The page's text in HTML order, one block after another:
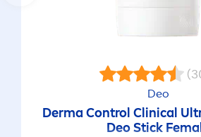
Deo
Derma Control Clinical
Deo Stick